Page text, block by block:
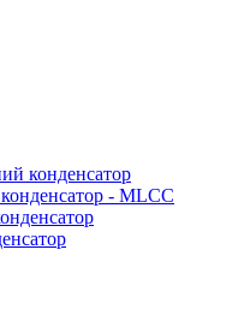
конденсатор
- MLCC